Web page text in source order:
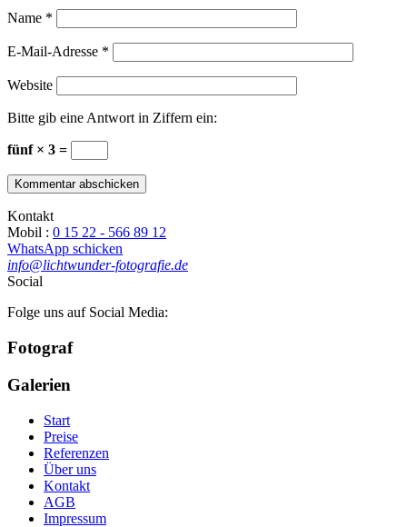
Name *
E-Mail-Adresse *
Website
Bitte gib eine Antwort in Ziffern ein:
fünf × 3 =
Kontakt
Mobil : 0 15 22 - 566 89 12
WhatsApp schicken
info@lichtwunder-fotografie.de
Social
Folge uns auf Social Media:
Fotograf
Galerien
Start
Preise
Referenzen
Über uns
Kontakt
AGB
Impressum